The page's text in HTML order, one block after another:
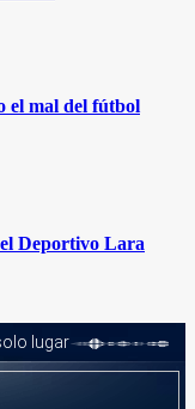
el mal del fútbol
Deportivo Lara